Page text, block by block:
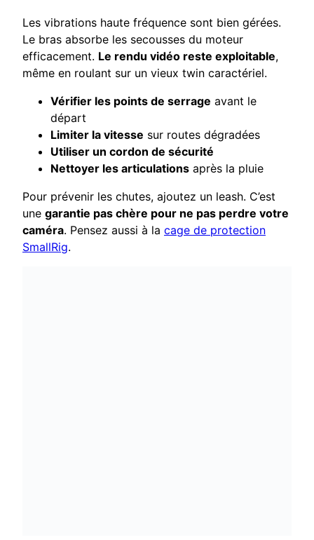
Les vibrations haute fréquence sont bien gérées.
Le bras absorbe les secousses du moteur
efficacement. Le rendu vidéo reste exploitable,
même en roulant sur un vieux twin caractériel.
Vérifier les points de serrage avant le
départ
Limiter la vitesse sur routes dégradées
Utiliser un cordon de sécurité
Nettoyer les articulations après la pluie
Pour prévenir les chutes, ajoutez un leash. C’est
une garantie pas chère pour ne pas perdre votre
caméra. Pensez aussi à la cage de protection
SmallRig.